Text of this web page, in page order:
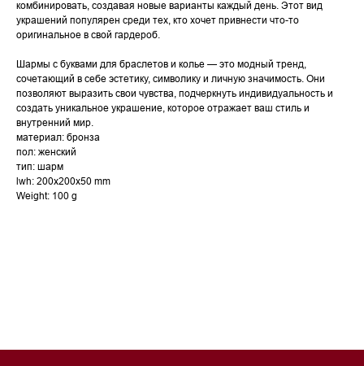
комбинировать, создавая новые варианты каждый день. Этот вид
украшений популярен среди тех, кто хочет привнести что-то
оригинальное в свой гардероб.
Шармы с буквами для браслетов и колье — это модный тренд,
сочетающий в себе эстетику, символику и личную значимость. Они
позволяют выразить свои чувства, подчеркнуть индивидуальность и
создать уникальное украшение, которое отражает ваш стиль и
внутренний мир.
материал: бронза
пол: женский
тип: шарм
lwh: 200x200x50 mm
Weight: 100 g